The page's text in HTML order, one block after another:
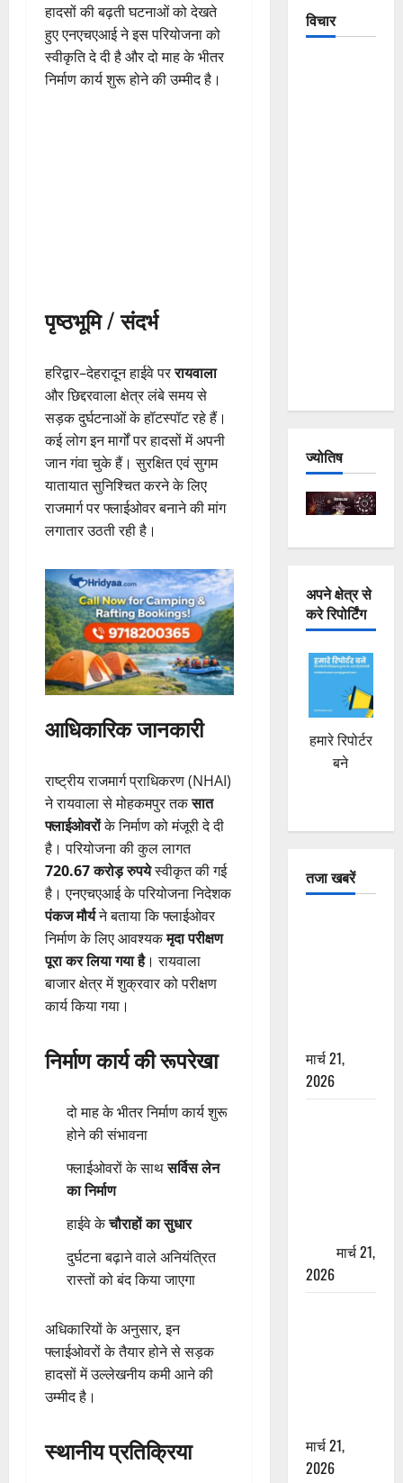
हादसों की बढ़ती घटनाओं को देखते
हुए एनएचएआई ने इस परियोजना को
स्वीकृति दे दी है और दो माह के भीतर
निर्माण कार्य शुरू होने की उम्मीद है।
पृष्ठभूमि / संदर्भ
हरिद्वार–देहरादून हाईवे पररायवाला
और छिद्दरवाला क्षेत्र लंबे समय से
सड़क दुर्घटनाओं के हॉटस्पॉट रहे हैं।
कई लोग इन मार्गों पर हादसों में अपनी
जान गंवा चुके हैं। सुरक्षित एवं सुगम
यातायात सुनिश्चित करने के लिए
राजमार्ग पर फ्लाईओवर बनाने की मांग
लगातार उठती रही है।
आधिकारिक जानकारी
राष्ट्रीय राजमार्ग प्राधिकरण (NHAI)
ने रायवाला से मोहकमपुर तकसात
फ्लाईओवरोंके निर्माण को मंजूरी दे दी
है। परियोजना की कुल लागत
720.67 करोड़ रुपयेस्वीकृत की गई
है। एनएचएआई के परियोजना निदेशक
पंकज मौर्यने बताया कि फ्लाईओवर
निर्माण के लिए आवश्यकमृदा परीक्षण
पूरा कर लिया गया है। रायवाला
बाजार क्षेत्र में शुक्रवार को परीक्षण
कार्य किया गया।
निर्माण कार्य की रूपरेखा
दो माह के भीतर निर्माण कार्य शुरू
होने की संभावना
फ्लाईओवरों के साथसर्विस लेन
का निर्माण
हाईवे केचौराहों का सुधार
दुर्घटना बढ़ाने वाले अनियंत्रित
रास्तों को बंद किया जाएगा
अधिकारियों के अनुसार, इन
फ्लाईओवरों के तैयार होने से सड़क
हादसों में उल्लेखनीय कमी आने की
उम्मीद है।
स्थानीय प्रतिक्रिया
विचार
ज्योतिष
अपने क्षेत्र से
करे रिपोर्टिंग
हमारे रिपोर्टर
बने
तजा खबरें
मार्च 21,
2026
मार्च 21,
2026
मार्च 21,
2026